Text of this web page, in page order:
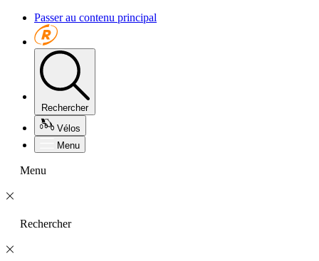
Passer au contenu principal
Rechercher
Vélos
Menu
Menu
Rechercher